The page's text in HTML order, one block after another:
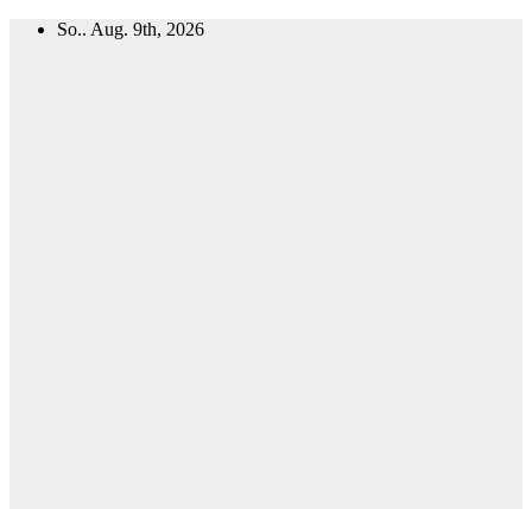
Zum
So.. Aug. 9th, 2026